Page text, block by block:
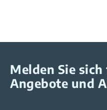
Melden Sie
Angebote und